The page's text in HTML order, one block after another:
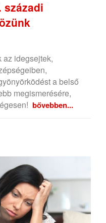
századi
az idegsejtek,
a belső
megismerésére,
bővebben...